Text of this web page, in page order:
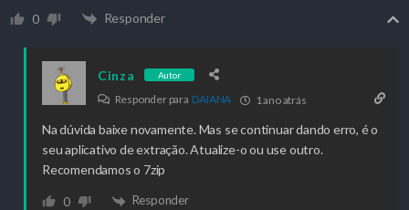
0 Responder
Cinza Autor
Responder para DAIANA 1 ano atrás
Na dúvida baixe novamente. Mas se continuar dando erro, é o
seu aplicativo de extração. Atualize-o ou use outro.
Recomendamos o 7zip
0 Responder